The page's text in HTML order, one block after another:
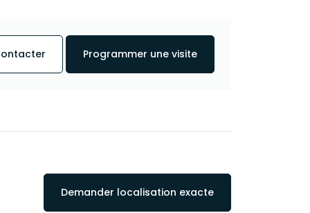
Programmer une visite
Demander localisation exacte